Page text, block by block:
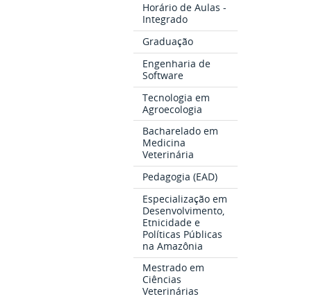
Horário de Aulas -
Integrado
Graduação
Engenharia de
Software
Tecnologia em
Agroecologia
Bacharelado em
Medicina
Veterinária
Pedagogia (EAD)
Especialização em
Desenvolvimento,
Etnicidade e
Políticas Públicas
na Amazônia
Mestrado em
Ciências
Veterinárias